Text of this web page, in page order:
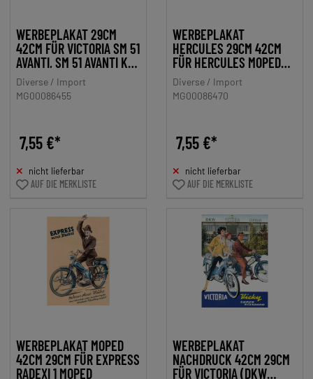
WERBEPLAKAT 29CM
42CM FÜR VICTORIA SM 51
AVANTI, SM 51 AVANTI K,
SM 52 AVANTI
Diverse / Import
MG00086455
7,55 €*
nicht lieferbar
AUF DIE MERKLISTE
WERBEPLAKAT
HERCULES 29CM 42CM
FÜR HERCULES MOPED
TYP 219
Diverse / Import
MG00086470
7,55 €*
nicht lieferbar
AUF DIE MERKLISTE
WERBEPLAKAT MOPED
42CM 29CM FÜR EXPRESS
RADEXI 1 MOPED
WERBEPLAKAT
NACHDRUCK 42CM 29CM
FÜR VICTORIA (DKW